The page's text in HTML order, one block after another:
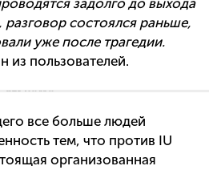
задолго до выхода
разговор состоялся раньше,
уже после трагедии.
из пользователей.
все больше людей
тем, что против IU
организованная